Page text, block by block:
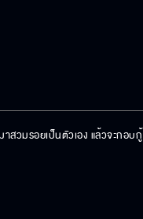
สวมรอยเป็นตัวเอง แล้วจะกอบกู้